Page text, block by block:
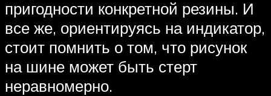
пригодности конкретной резины. И
все же, ориентируясь на индикатор,
стоит помнить о том, что рисунок
на шине может быть стерт
неравномерно.